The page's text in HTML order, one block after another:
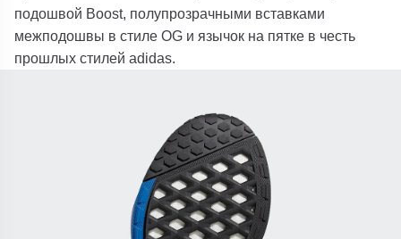
подошвой Boost, полупрозрачными вставками
межподошвы в стиле OG и язычок на пятке в честь
прошлых стилей adidas.